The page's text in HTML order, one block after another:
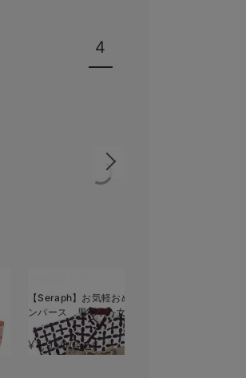
4
【Seraph】お気軽おめかし袴ロ
ンパース 男の子 女の子
¥4,950(税込)